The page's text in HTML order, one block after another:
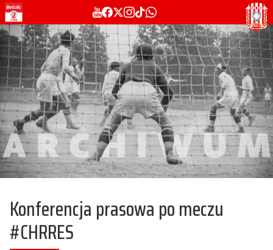
Konferencja prasowa po meczu
#CHRRES